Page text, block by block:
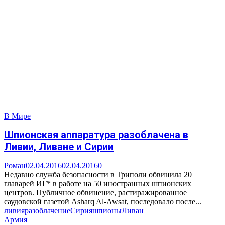
В Мире
Шпионская аппаратура разоблачена в
Ливии, Ливане и Сирии
Роман02.04.201602.04.20160
Недавно служба безопасности в Триполи обвинила 20
главарей ИГ* в работе на 50 иностранных шпионских
центров. Публичное обвинение, растиражированное
саудовской газетой Asharq Al-Awsat, последовало после...
ливияразоблачениеСирияшпионыЛиван
Армия